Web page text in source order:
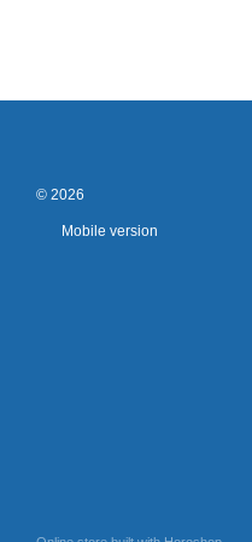
© 2026
Mobile version